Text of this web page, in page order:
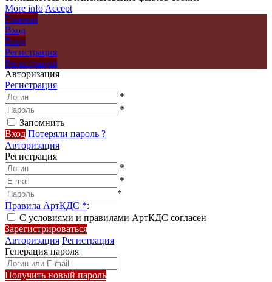
More info Accept
Главная
Вход
Вход
Регистрация
Регистрация
Авторизация
Регистрация
*
*
Запомнить
Вход Потеряли пароль ?
Авторизация
Регистрация
*
*
*
Правила АртКДС *:
С условиями и правилами АртКДС согласен
Зарегистрироваться
Авторизация Регистрация
Генерация пароля
Получить новый пароль